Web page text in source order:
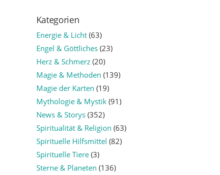
Kategorien
Energie & Licht(63)
Engel & Göttliches(23)
Herz & Schmerz(20)
Magie & Methoden (139)
Magie der Karten (19)
Mythologie & Mystik(91)
News & Storys(352)
Spiritualität & Religion (63)
Spirituelle Hilfsmittel (82)
Spirituelle Tiere(3)
Sterne & Planeten (136)